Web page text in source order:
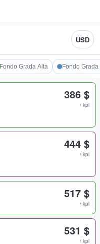
USD
Fondo Grada Alta Fondo
386 $
/ kpl
444 $
/ kpl
517 $
/ kpl
531 $
/ kpl